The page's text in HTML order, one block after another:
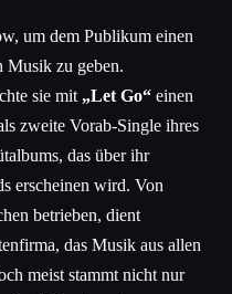
um dem Publikum einen
Musik zu geben.
sie mit „Let Go“ einen
zweite Vorab-Single ihres
das über ihr
erscheinen wird. Von
betrieben, dient
das Musik aus allen
meist stammt nicht nur